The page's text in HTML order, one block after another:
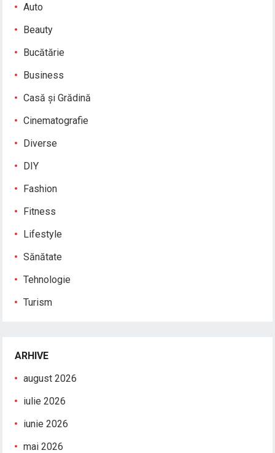
Auto
Beauty
Bucătărie
Business
Casă și Grădină
Cinematografie
Diverse
DIY
Fashion
Fitness
Lifestyle
Sănătate
Tehnologie
Turism
ARHIVE
august 2026
iulie 2026
iunie 2026
mai 2026